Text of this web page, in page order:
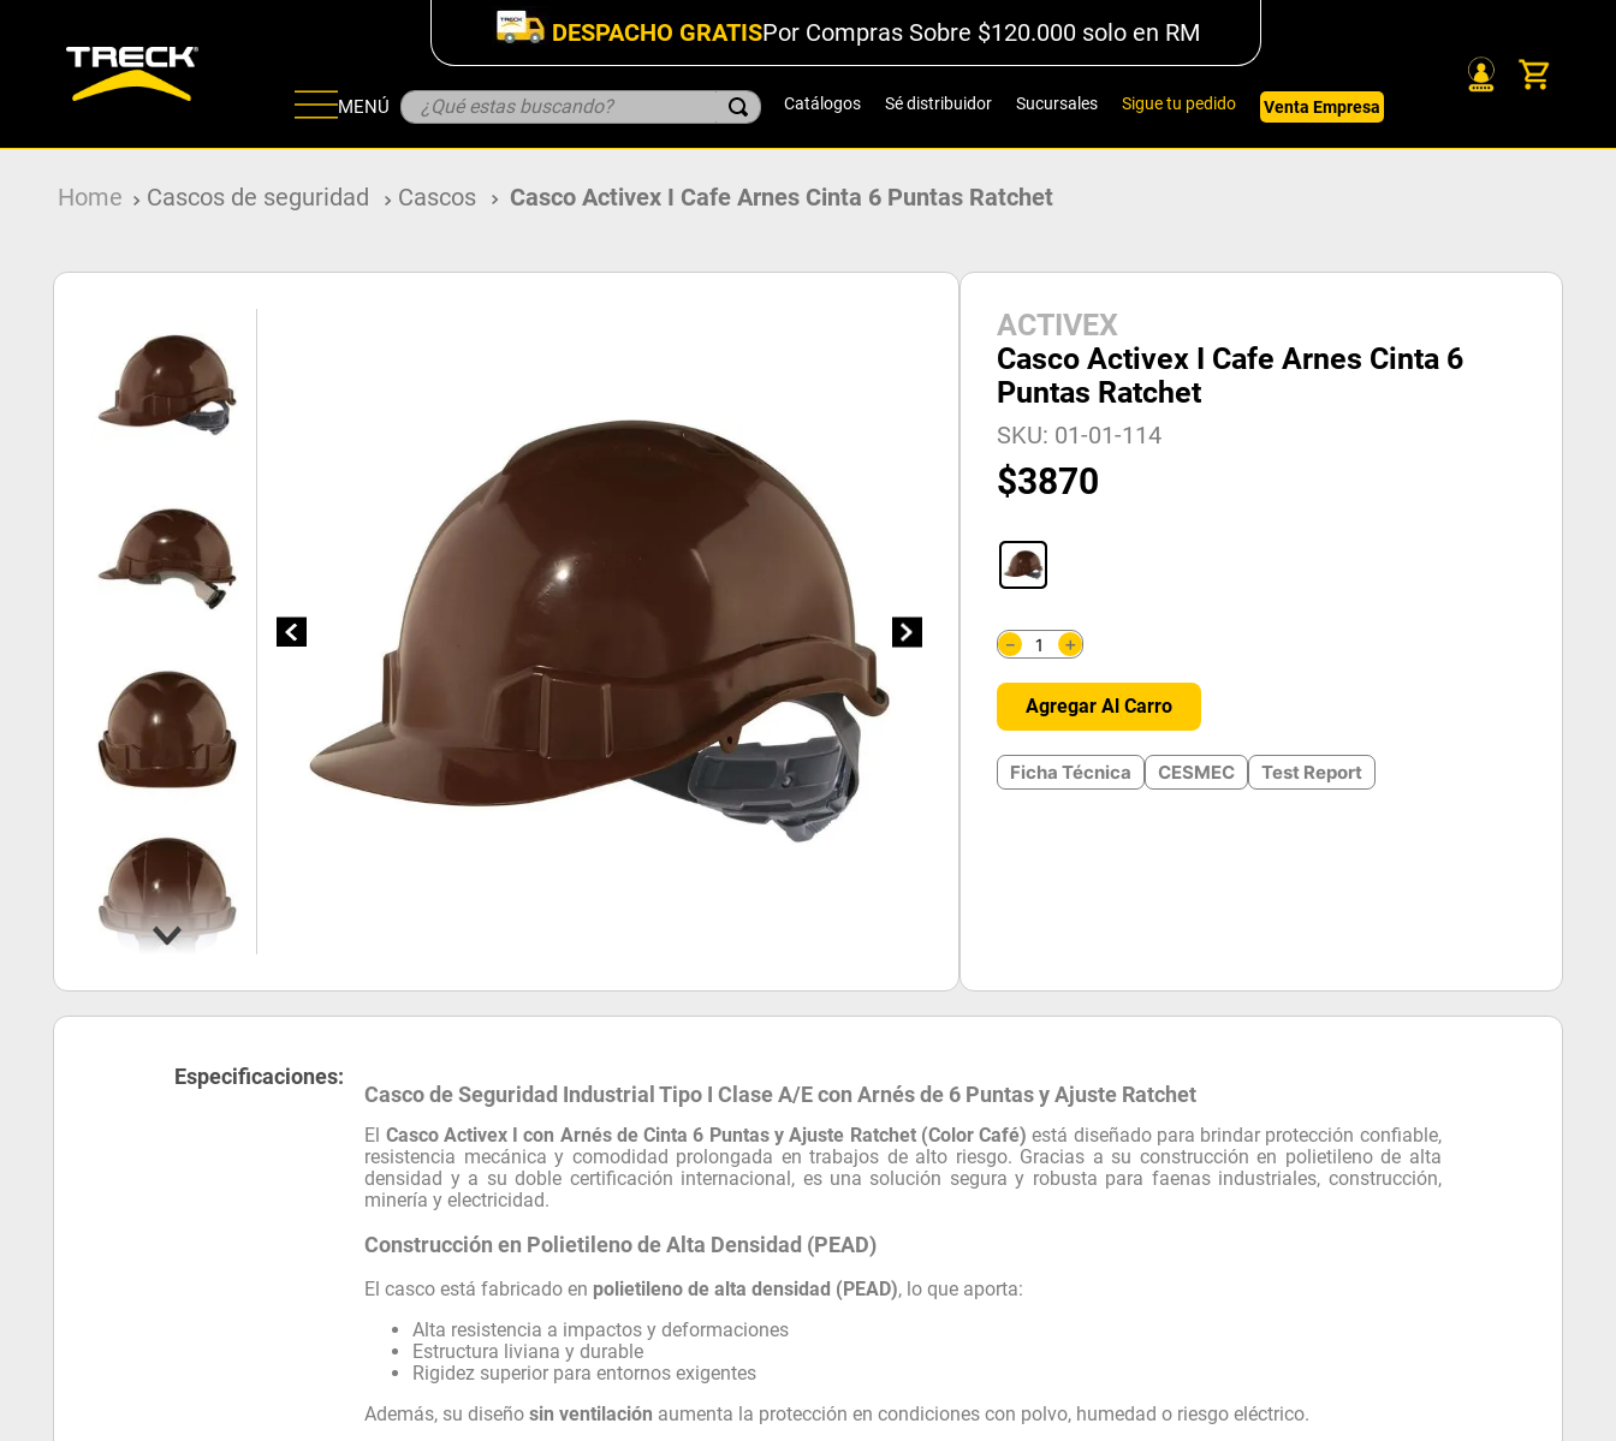
DESPACHO GRATISPor Compras Sobre $120.000 solo en RM
MENÚ ¿Qué estas buscando? Catálogos Sé distribuidor Sucursales Sigue tu pedido Venta Empresa
Cascos de seguridad Cascos Casco Activex I Cafe Arnes Cinta 6 Puntas Ratchet
ACTIVEX
Casco Activex I Cafe Arnes Cinta 6
Puntas Ratchet
SKU: 01-01-114
$3870
＋
－
Agregar Al Carro
Ficha Técnica CESMEC Test Report
Especificaciones:
Casco de Seguridad Industrial Tipo I Clase A/E con Arnés de 6 Puntas y Ajuste Ratchet
El Casco Activex I con Arnés de Cinta 6 Puntas y Ajuste Ratchet (Color Café) está diseñado para brindar protección confiable,
resistencia mecánica y comodidad prolongada en trabajos de alto riesgo. Gracias a su construcción en polietileno de alta
densidad y a su doble certificación internacional, es una solución segura y robusta para faenas industriales, construcción,
minería y electricidad.
Construcción en Polietileno de Alta Densidad (PEAD)
El casco está fabricado en polietileno de alta densidad (PEAD), lo que aporta:
Alta resistencia a impactos y deformaciones
Estructura liviana y durable
Rigidez superior para entornos exigentes
Además, su diseñosin ventilación aumenta la protección en condiciones con polvo, humedad o riesgo eléctrico.